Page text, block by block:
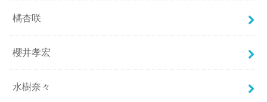
橘杏咲
櫻井孝宏
水樹奈々